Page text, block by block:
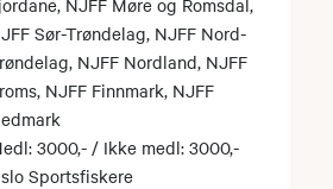
Sør-Trøndelag, NJFF Nord-
NJFF Nordland, NJFF
NJFF Finnmark, NJFF
3000,- / Ikke medl: 3000,-
Sportsfiskere